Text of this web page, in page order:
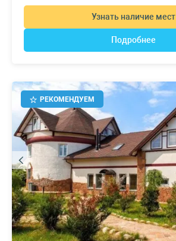
Узнать наличие мест
Подробнее
РЕКОМЕНДУЕМ